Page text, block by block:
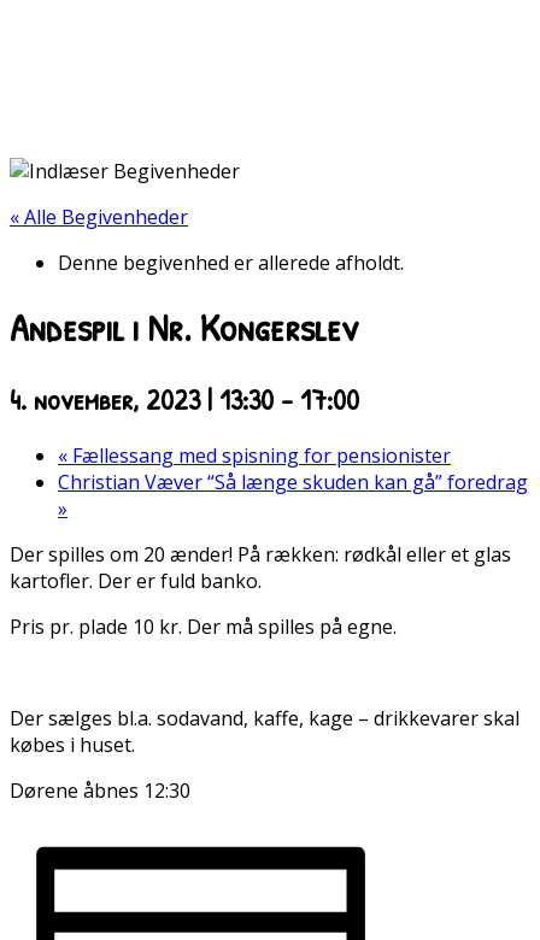
« Alle Begivenheder
Denne begivenhed er allerede afholdt.
Andespil i Nr. Kongerslev
4. november, 2023 | 13:30 - 17:00
« Fællessang med spisning for pensionister
Christian Væver “Så længe skuden kan gå” foredrag
»
Der spilles om 20 ænder! På rækken: rødkål eller et glas
kartofler. Der er fuld banko.
Pris pr. plade 10 kr. Der må spilles på egne.
Der sælges bl.a. sodavand, kaffe, kage – drikkevarer skal
købes i huset.
Dørene åbnes 12:30